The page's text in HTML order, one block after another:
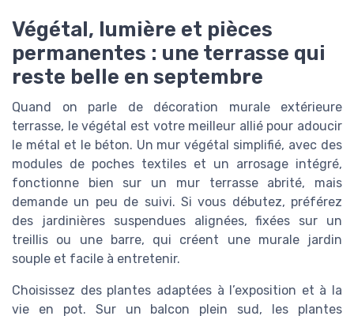
Végétal, lumière et pièces
permanentes : une terrasse qui
reste belle en septembre
Quand on parle de décoration murale extérieure
terrasse, le végétal est votre meilleur allié pour adoucir
le métal et le béton. Un mur végétal simplifié, avec des
modules de poches textiles et un arrosage intégré,
fonctionne bien sur un mur terrasse abrité, mais
demande un peu de suivi. Si vous débutez, préférez
des jardinières suspendues alignées, fixées sur un
treillis ou une barre, qui créent une murale jardin
souple et facile à entretenir.
Choisissez des plantes adaptées à l’exposition et à la
vie en pot. Sur un balcon plein sud, les plantes